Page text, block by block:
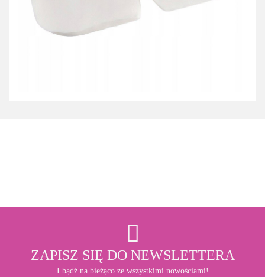
ZAPISZ SIĘ DO NEWSLETTERA
I bądź na bieżąco ze wszystkimi nowościami!